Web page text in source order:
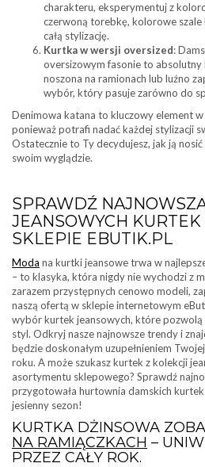
charakteru, eksperymentuj z
czerwoną torebkę, kolorowe szale
całą stylizację.
Kurtka w wersji oversized:
oversizowym fasonie to absolutny
noszona na ramionach lub luźno
wybór, który pasuje zarówno do
Denimowa katana to kluczowy element
ponieważ potrafi nadać każdej stylizacji
Ostatecznie to Ty decydujesz, jak ją nosić
swoim wyglądzie.
SPRAWDŹ
JEANSOWYCH
SKLEPIE EBUTIK.PL
Moda na kurtki jeansowe trwa w
– to klasyka, która nigdy nie wychodzi z
zarazem przystępnych cenowo modeli,
naszą ofertą w sklepie internetowym
wybór kurtek jeansowych, które
styl. Odkryj nasze najnowsze trendy i
będzie doskonałym uzupełnieniem
roku. A może szukasz kurtek z kolekcji
asortymentu sklepowego? Sprawdź
przygotowała hurtownia damskich
jesienny sezon!
KURTKA DŻINSOWA
NA RAMIĄCZKACH –
PRZEZ CAŁY ROK.